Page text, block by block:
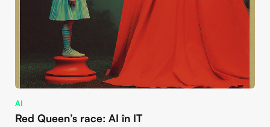
AI
Red Queen’s race: AI în IT